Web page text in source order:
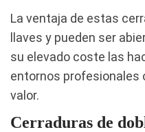
La ventaja de estas
llaves y pueden ser
su elevado coste las
entornos profesionales
valor.
Cerraduras de